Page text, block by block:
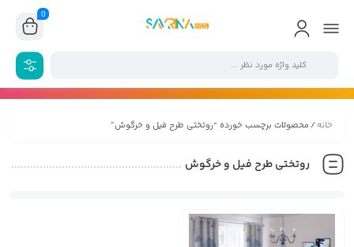
0
خانه/ محصولات برچسب خورده “روتختی طرح فیل و خرگوش”
روتختی طرح فیل و خرگوش